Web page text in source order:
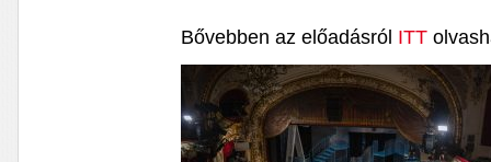
Bővebben az előadásról ITT